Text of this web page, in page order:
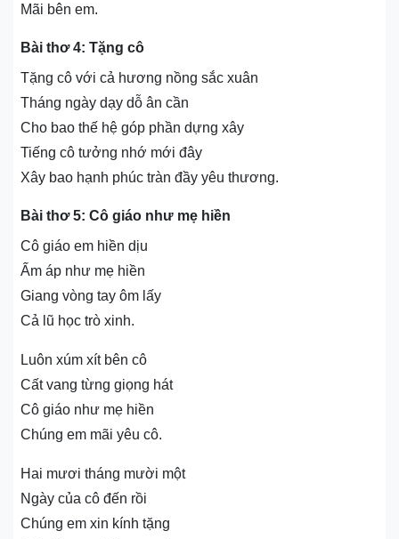
Mãi bên em.
Bài thơ 4: Tặng cô
Tặng cô với cả hương nồng sắc xuân
Tháng ngày dạy dỗ ân cần
Cho bao thế hệ góp phần dựng xây
Tiếng cô tưởng nhớ mới đây
Xây bao hạnh phúc tràn đầy yêu thương.
Bài thơ 5: Cô giáo như mẹ hiền
Cô giáo em hiền dịu
Ấm áp như mẹ hiền
Giang vòng tay ôm lấy
Cả lũ học trò xinh.
Luôn xúm xít bên cô
Cất vang từng giọng hát
Cô giáo như mẹ hiền
Chúng em mãi yêu cô.
Hai mươi tháng mười một
Ngày của cô đến rồi
Chúng em xin kính tặng